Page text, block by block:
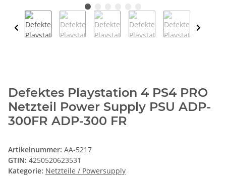
Defektes Playstation 4 PS4 PRO
Netzteil Power Supply PSU ADP-
300FR ADP-300 FR
Artikelnummer: AA-5217
GTIN: 4250520623531
Kategorie: Netzteile / Powersupply